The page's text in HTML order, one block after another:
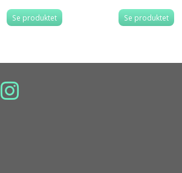
Se produktet Se produktet